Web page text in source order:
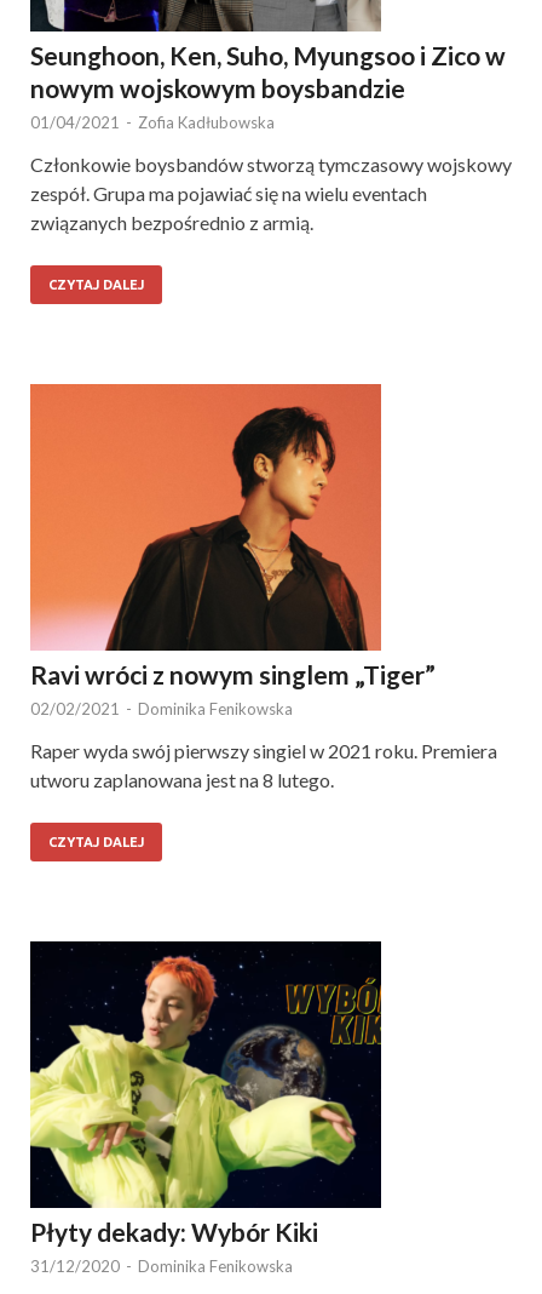
Seunghoon, Ken, Suho, Myungsoo i Zico w
nowym wojskowym boysbandzie
01/04/2021 - Zofia Kadłubowska
Członkowie boysbandów stworzą tymczasowy wojskowy
zespół. Grupa ma pojawiać się na wielu eventach
związanych bezpośrednio z armią.
CZYTAJ DALEJ
Ravi wróci z nowym singlem „Tiger”
02/02/2021 - Dominika Fenikowska
Raper wyda swój pierwszy singiel w 2021 roku. Premiera
utworu zaplanowana jest na 8 lutego.
CZYTAJ DALEJ
Płyty dekady: Wybór Kiki
31/12/2020 - Dominika Fenikowska